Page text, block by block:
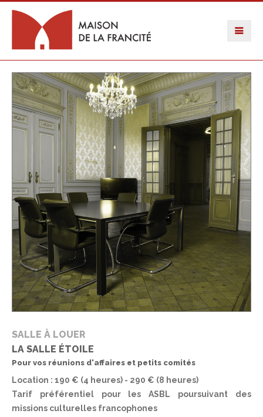
SALLE À LOUER
LA SALLE ÉTOILE
Pour vos réunions d'affaires et petits comités
Location : 190 € (4 heures) - 290 € (8 heures)
Tarif préférentiel pour les ASBL poursuivant des
missions culturelles francophones